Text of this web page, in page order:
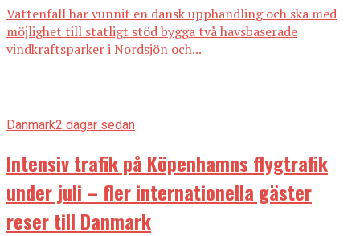
Vattenfall har vunnit en dansk upphandling och ska med
möjlighet till statligt stöd bygga två havsbaserade
vindkraftsparker i Nordsjön och...
Danmark2 dagar sedan
Intensiv trafik på Köpenhamns flygtrafik
under juli – fler internationella gäster
reser till Danmark